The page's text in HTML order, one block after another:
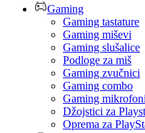
Gaming
Gaming tastature
Gaming miševi
Gaming slušalice
Podloge za miš
Gaming zvučnici
Gaming combo
Gaming mikrofoni
Džojstici za
Oprema za